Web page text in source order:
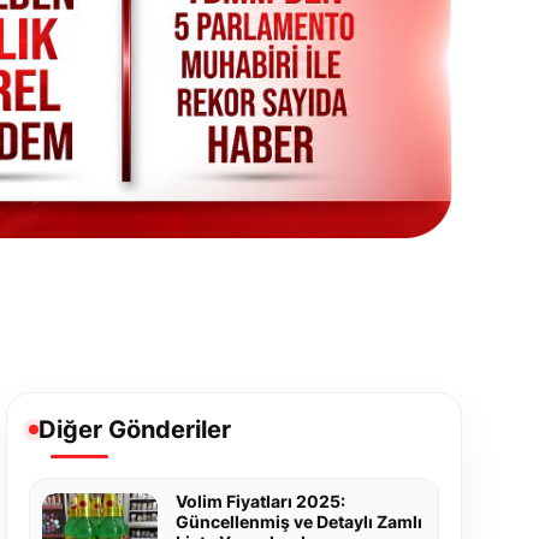
Diğer Gönderiler
Volim Fiyatları 2025:
Güncellenmiş ve Detaylı Zamlı